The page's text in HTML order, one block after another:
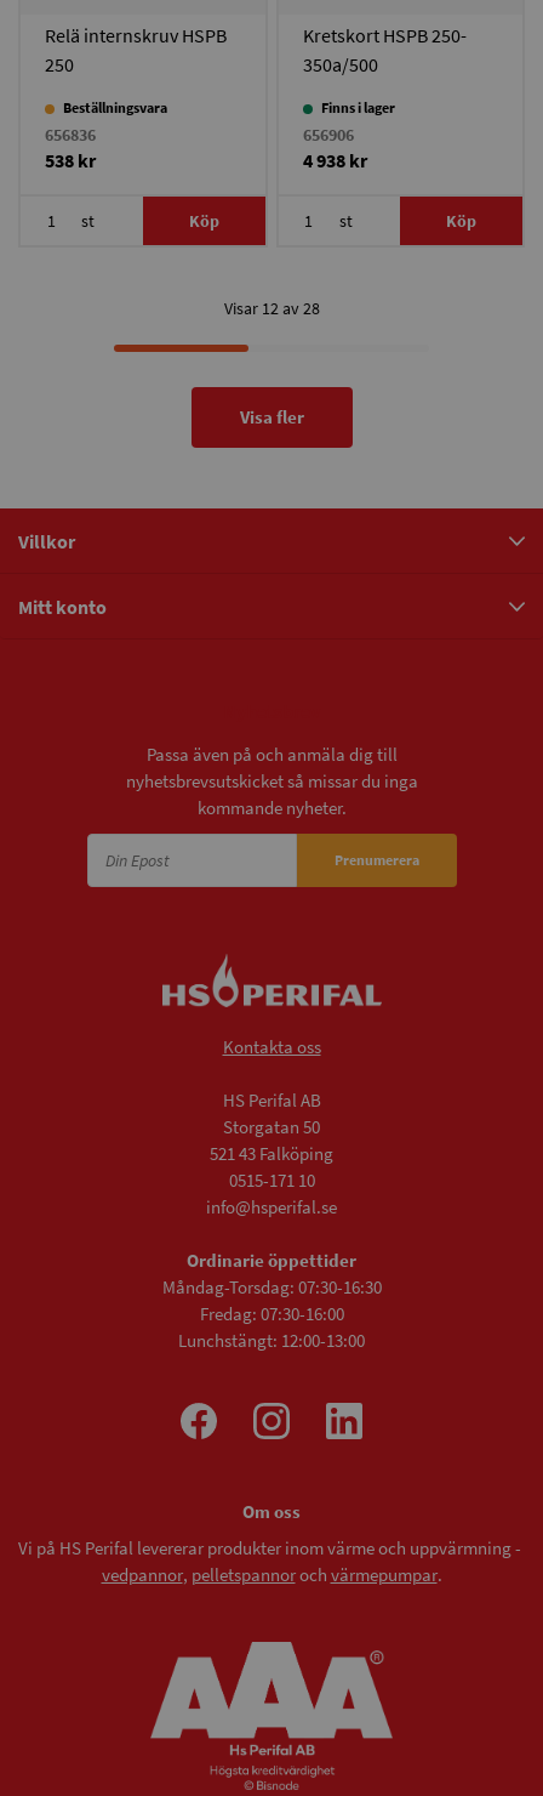
Relä internskruv HSPB
250
Beställningsvara
656836
538 kr
st Köp
Kretskort HSPB 250-
350a/500
Finns i lager
656906
4 938 kr
st Köp
Visar 12 av 28
Visa fler
Villkor
Mitt konto
Passa även på och anmäla dig till
nyhetsbrevsutskicket så missar du inga
kommande nyheter.
Prenumerera
Kontakta oss
HS Perifal AB
Storgatan 50
521 43 Falköping
0515-171 10
info@hsperifal.se
Ordinarie öppettider
Måndag-Torsdag: 07:30-16:30
Fredag: 07:30-16:00
Lunchstängt: 12:00-13:00
Om oss
Vi på HS Perifal levererar produkter inom värme och uppvärmning -
vedpannor, pelletspannoroch värmepumpar.